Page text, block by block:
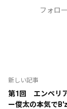
フォロ
新しい記事
第1回 エンペリ
ー俊太の本気で